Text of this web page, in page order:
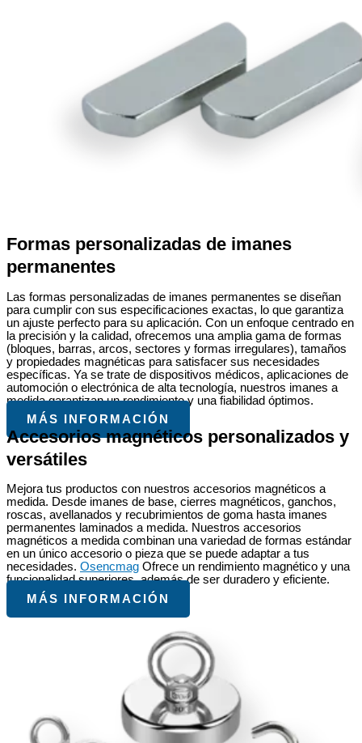
Formas personalizadas de imanes
permanentes
Las formas personalizadas de imanes permanentes se diseñan
para cumplir con sus especificaciones exactas, lo que garantiza
un ajuste perfecto para su aplicación. Con un enfoque centrado en
la precisión y la calidad, ofrecemos una amplia gama de formas
(bloques, barras, arcos, sectores y formas irregulares), tamaños
y propiedades magnéticas para satisfacer sus necesidades
específicas. Ya se trate de dispositivos médicos, aplicaciones de
automoción o electrónica de alta tecnología, nuestros imanes a
medida garantizan un rendimiento y una fiabilidad óptimos.
MÁS INFORMACIÓN
Accesorios magnéticos personalizados y
versátiles
Mejora tus productos con nuestros accesorios magnéticos a
medida. Desde imanes de base, cierres magnéticos, ganchos,
roscas, avellanados y recubrimientos de goma hasta imanes
permanentes laminados a medida. Nuestros accesorios
magnéticos a medida combinan una variedad de formas estándar
en un único accesorio o pieza que se puede adaptar a tus
necesidades. Osencmag Ofrece un rendimiento magnético y una
funcionalidad superiores, además de ser duradero y eficiente.
MÁS INFORMACIÓN